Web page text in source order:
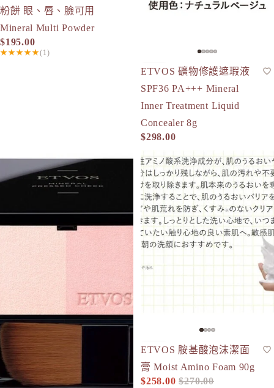
粉餅 眼、唇、臉可用
Mineral Multi Powder
$195.00
★★★★★(1)
遮瑕液
人氣
ETVOS 礦物修護遮瑕液
SPF36 PA+++ Mineral
Inner Treatment Liquid
Concealer 8g
$298.00
ETVOS 礦物胭脂修容餅 SPF20 PA++ Mineral Pressed Cheek
ETVOS 胺基酸泡沫潔面膏
-4%
潔面泡沫
人氣
ETVOS 胺基酸泡沫潔面
膏 Moist Amino Foam 90g
促銷價
$258.00 定價
$270.00